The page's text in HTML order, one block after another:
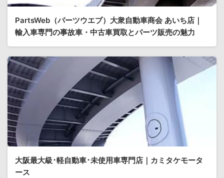
PartsWeb（パーツウエブ）大衆自動車商会 あいち店｜
輸入車専門の事故車・中古車買取とパーツ販売の魅力
大阪最大級･軽自動車･未使用車専門店｜カミタケモータ
ース